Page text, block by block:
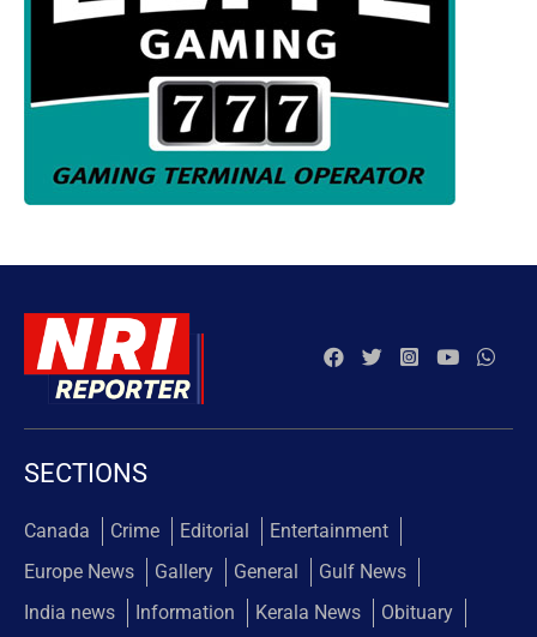
SECTIONS
Canada Crime Editorial
Entertainment
Europe News
Gallery General
Gulf News
India news
Information Kerala News Obituary